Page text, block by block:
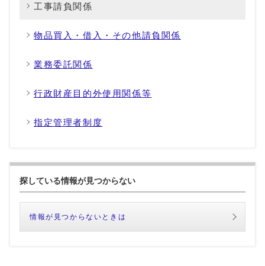
工事請負関係
物品買入・借入・その他請負関係
業務委託関係
行政財産目的外使用関係等
指定管理者制度
探している情報が見つからない
情報が見つからないときは